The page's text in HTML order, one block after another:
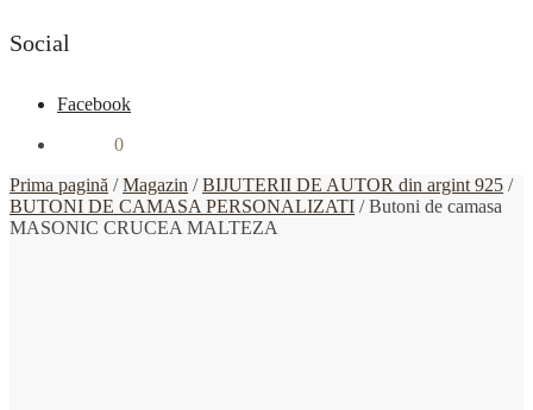
Social
Facebook
0
Prima pagină /Magazin /BIJUTERII DE AUTOR din argint 925 /
BUTONI DE CAMASA PERSONALIZATI /Butoni de camasa
MASONIC CRUCEA MALTEZA